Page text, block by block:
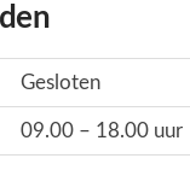
Gesloten
09.00 – 18.00 uur